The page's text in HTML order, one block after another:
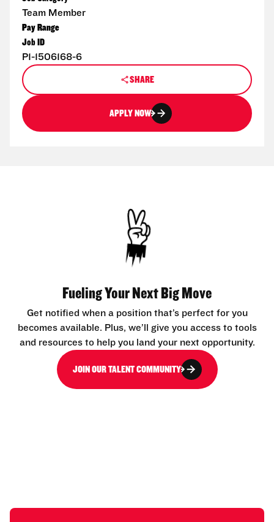
Team Member
Pay Range
Job ID
P1-1506168-6
SHARE
APPLY NOW
Fueling Your Next Big Move
Get notified when a position that’s perfect for you
becomes available. Plus, we’ll give you access to tools
and resources to help you land your next opportunity.
JOIN OUR TALENT COMMUNITY